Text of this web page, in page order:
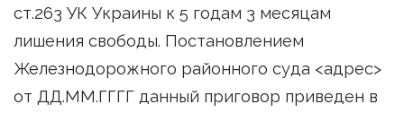
ст.263 УК Украины к 5 годам 3 месяцам
лишения свободы. Постановлением
Железнодорожного районного суда <адрес>
от ДД.ММ.ГГГГ данный приговор приведен в